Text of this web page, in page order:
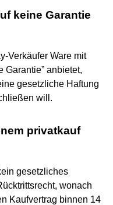
keine Garantie
Verkäufer Ware mit
Garantie” anbietet,
gesetzliche Haftung
will.
privatkauf
gesetzliches
wonach
Kaufvertrag binnen 14